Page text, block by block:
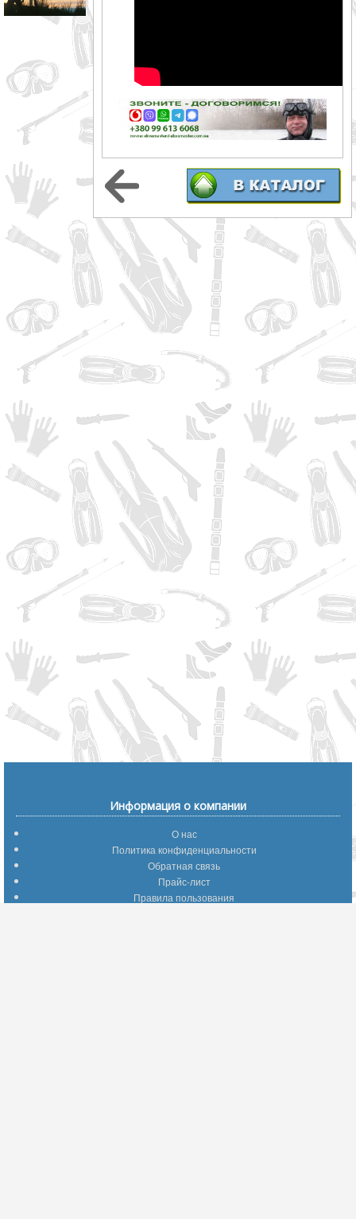
Информация о компании
О нас
Политика конфиденциальности
Обратная связь
Прайс-лист
Правила пользования